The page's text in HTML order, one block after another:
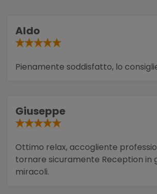
Aldo
Pienamente soddisfatto, lo
Giuseppe
Ottimo relax, accogliente
tornare sicuramente Reception in
miracoli.